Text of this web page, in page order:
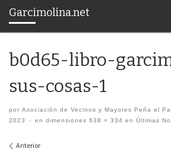
Saltar al contenido
Garcimolina.net
b0d65-libro-
sus-cosas-1
por Asociación de Vecinos y Mayores Peña el
2023
- en dimensiones 638 × 334 en Últimas
Navegación de imágenes
Anterior